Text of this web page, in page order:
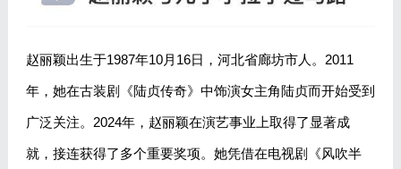
赵丽颖出生于1987年10月16日，河北省廊坊市人。2011
年，她在古装剧《陆贞传奇》中饰演女主角陆贞而开始受到
广泛关注。2024年，赵丽颖在演艺事业上取得了显著成
就，接连获得了多个重要奖项。她凭借在电视剧《风吹半